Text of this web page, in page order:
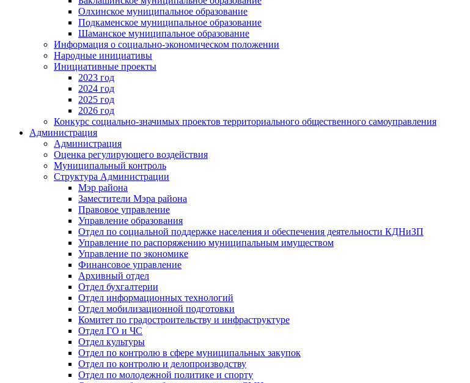
Олхинское муниципальное образование
Подкаменское муниципальное образование
Шаманское муниципальное образование
Информация о социально-экономическом положении
Народные инициативы
Инициативные проекты
2023 год
2024 год
2025 год
2026 год
Конкурс социально-значимых проектов территориального общественного самоуправления
Администрация
Администрация
Оценка регулирующего воздействия
Муниципальный контроль
Структура Администрации
Мэр района
Заместители Мэра района
Правовое управление
Управление образования
Отдел по социальной поддержке населения и обеспечения деятельности КДНиЗП
Управление по распоряжению муниципальным имуществом
Управление по экономике
Финансовое управление
Архивный отдел
Отдел бухгалтерии
Отдел информационных технологий
Отдел мобилизационной подготовки
Комитет по градостроительству и инфраструктуре
Отдел ГО и ЧС
Отдел культуры
Отдел по контролю в сфере муниципальных закупок
Отдел по контролю и делопроизводству
Отдел по молодежной политике и спорту